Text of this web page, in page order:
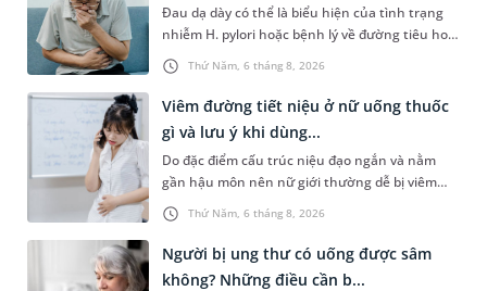
Thứ Năm, 6 tháng 8, 2026
Đau dạ dày có thể là biểu hiện của tình trạng
nhiễm H. pylori hoặc bệnh lý về đường tiêu hoá
khác. Dựa theo nguyên nhân cụ thể, bác sĩ sẽ
cân nhắc chỉ định p...
Thứ Năm, 6 tháng 8, 2026
Viêm đường tiết niệu ở nữ uống thuốc
gì và lưu ý khi dùng...
Do đặc điểm cấu trúc niệu đạo ngắn và nằm
gần hậu môn nên nữ giới thường dễ bị viêm
đường tiết niệu hơn nam giới. Tùy theo nguyên
nhân, mức độ nhiễm trùng và...
Người bị ung thư có uống được sâm
không? Những điều cần b...